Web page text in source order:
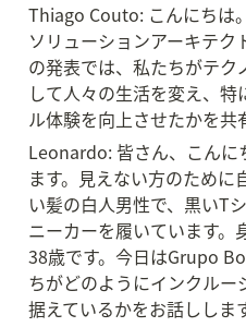
Thiago Couto: こんにちは
ソリューションアーキテ
の発表では、私たちがテ
して人々の生活を変え、
ル体験を向上させたかを共
Leonardo: 皆さん、こん
ます。見えない方のため
い髪の白人男性で、黒いT
ニーカーを履いています。
38歳です。今日はGrupo
ちがどのようにインクル
据えているかをお話ししま